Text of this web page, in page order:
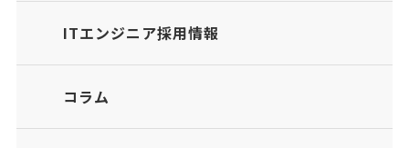
ITエンジニア採用情報
コラム